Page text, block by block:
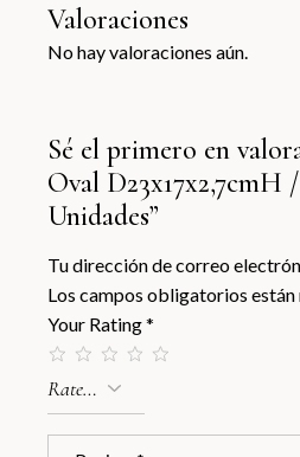
Valoraciones
No hay valoraciones aún.
Sé el primero en
Oval D23x17x2,7cmH
Unidades”
Tu dirección de correo
Los campos obligatorios
Your Rating*